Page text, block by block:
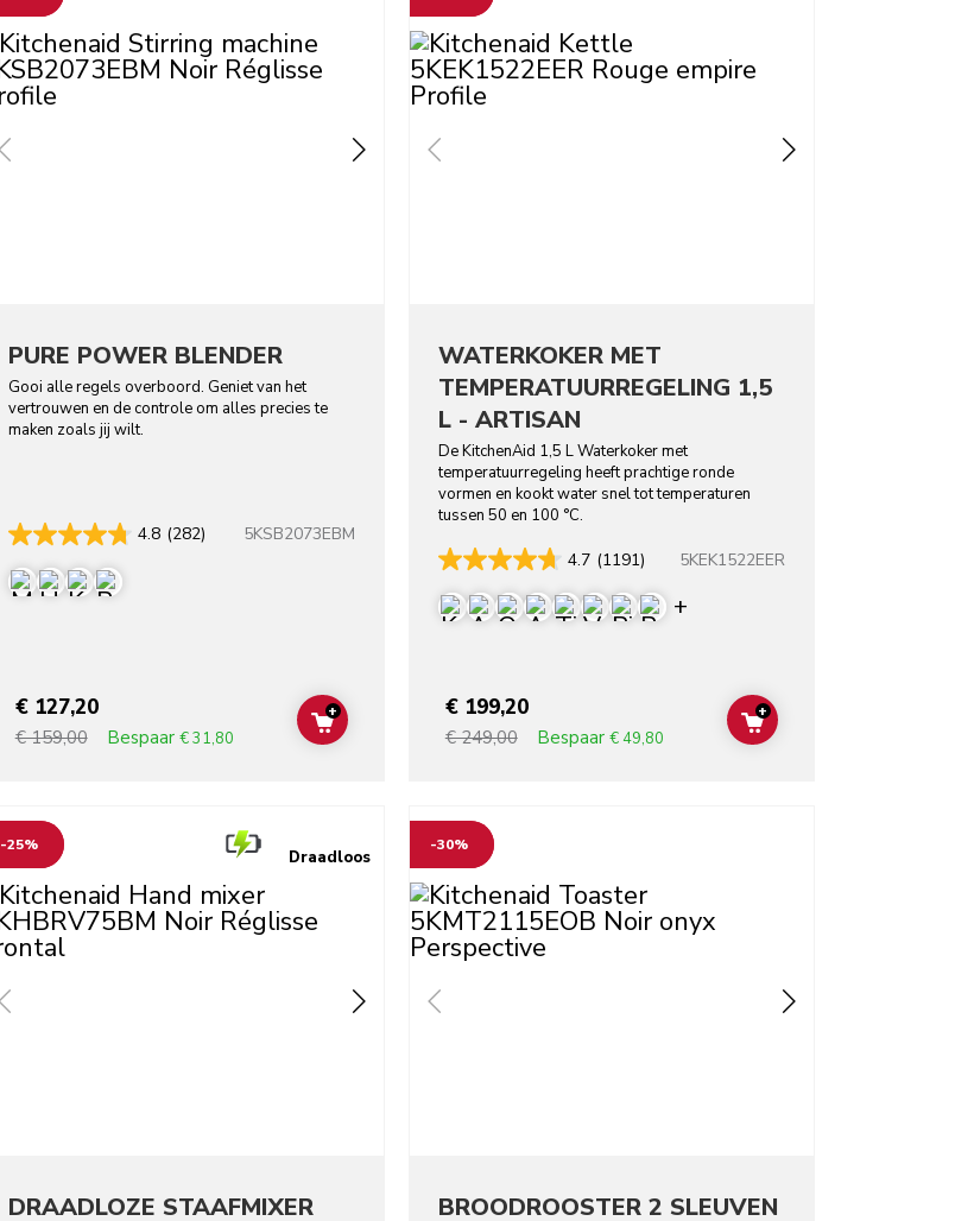
PURE POWER BLENDER
Gooi alle regels overboord. Geniet van het
vertrouwen en de controle om alles precies te
maken zoals jij wilt.
4.8 (282) 5KSB2073EBM
€ 127,20
€ 159,00 Bespaar € 31,80 ADD TO CART
+
WATERKOKER MET
TEMPERATUURREGELING 1,5
L - ARTISAN
De KitchenAid 1,5 L Waterkoker met
temperatuurregeling heeft prachtige ronde
vormen en kookt water snel tot temperaturen
tussen 50 en 100 °C.
4.7 (1191) 5KEK1522EER
Display more colors
€ 199,20
€ 249,00 Bespaar € 49,80 ADD TO CART
+
-25%
Draadloos
DRAADLOZE STAAFMIXER
-30%
BROODROOSTER 2 SLEUVEN